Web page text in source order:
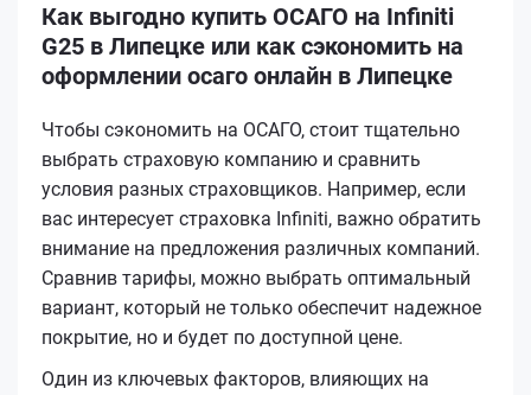
Как выгодно купить ОСАГО на Infiniti
G25 в Липецке или как сэкономить на
оформлении осаго онлайн в Липецке
Чтобы сэкономить на ОСАГО, стоит тщательно
выбрать страховую компанию и сравнить
условия разных страховщиков. Например, если
вас интересует страховка Infiniti, важно обратить
внимание на предложения различных компаний.
Сравнив тарифы, можно выбрать оптимальный
вариант, который не только обеспечит надежное
покрытие, но и будет по доступной цене.
Один из ключевых факторов, влияющих на